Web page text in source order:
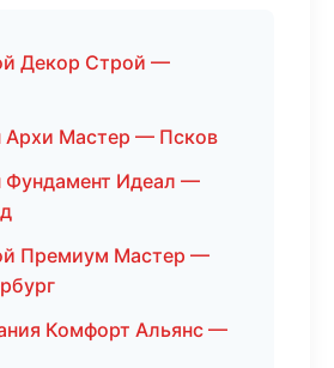
Декор Строй —
Архи Мастер — Псков
Фундамент Идеал —
Премиум Мастер —
Комфорт Альянс —